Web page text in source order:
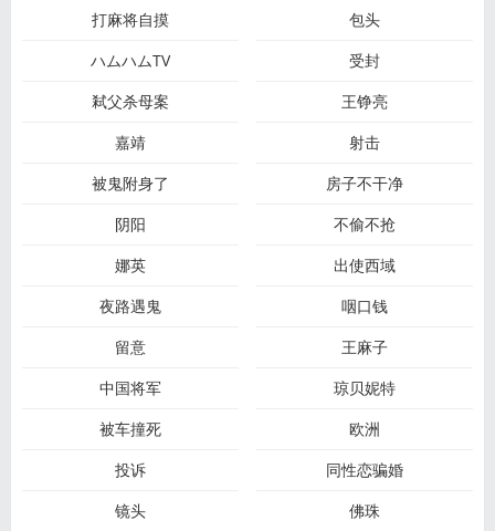
打麻将自摸
包头
ハムハムTV
受封
弒父杀母案
王铮亮
嘉靖
射击
被鬼附身了
房子不干净
阴阳
不偷不抢
娜英
出使西域
夜路遇鬼
咽口钱
留意
王麻子
中国将军
琼贝妮特
被车撞死
欧洲
投诉
同性恋骗婚
镜头
佛珠